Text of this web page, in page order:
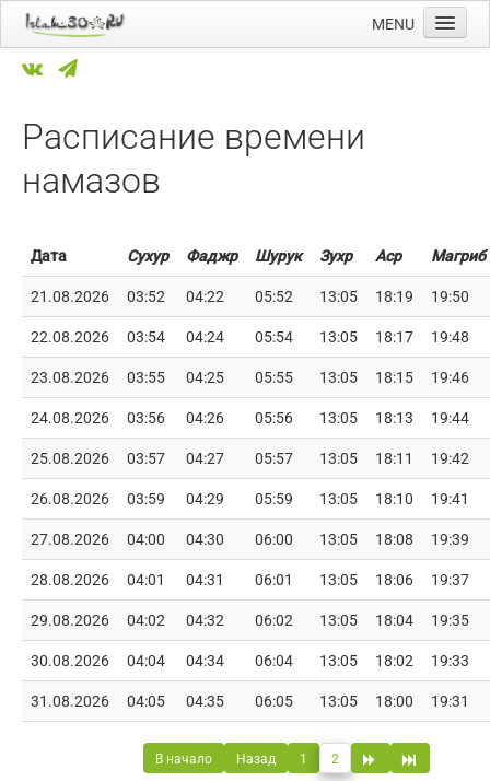
MENU
Главная
Мечети
Намазы
Календарь
Расписание времени
намазов
Дата Сухур Фаджр Шурук Зухр Аср Магриб
В начало Назад 1 2
21.08.2026 03:52 04:22 05:52 13:05 18:19 19:50
22.08.2026 03:54 04:24 05:54 13:05 18:17 19:48
23.08.2026 03:55 04:25 05:55 13:05 18:15 19:46
24.08.2026 03:56 04:26 05:56 13:05 18:13 19:44
25.08.2026 03:57 04:27 05:57 13:05 18:11 19:42
26.08.2026 03:59 04:29 05:59 13:05 18:10 19:41
27.08.2026 04:00 04:30 06:00 13:05 18:08 19:39
28.08.2026 04:01 04:31 06:01 13:05 18:06 19:37
29.08.2026 04:02 04:32 06:02 13:05 18:04 19:35
30.08.2026 04:04 04:34 06:04 13:05 18:02 19:33
31.08.2026 04:05 04:35 06:05 13:05 18:00 19:31